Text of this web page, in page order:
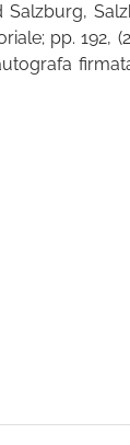
Salzburg,
pp. 192,